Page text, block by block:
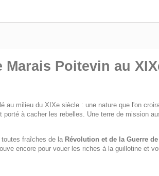
Poitevin au
au milieu du XIXe siècle : une nature que l'on
à cacher les rebelles. Une terre de mission
fraîches de la Révolution et de la Guerre de
encore pour vouer les riches à la guillotine et